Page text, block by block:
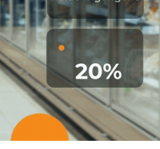
30.06
La Sportiva affiche
une croissance solide en
2025
30.06
Marie Cheval
réélue présidente de la Fact
30.06
Canicule : les
soldes d’été prolongés